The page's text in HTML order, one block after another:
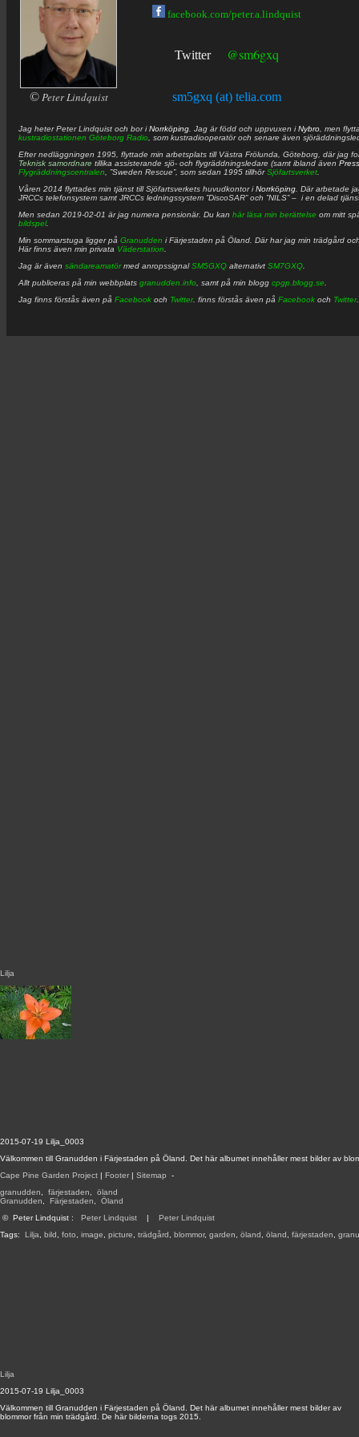
2015-07-19 Lilja_0003
Välkommen till Granudden i Färjestaden på Öland. Det här albumet innehåller mest bilder av
Cape Pine Garden Project | Footer | Sitemap -
granudden
färjestaden
öland
Granudden
Färjestaden
Öland
© Peter Lindquist : Peter Lindquist | Peter Lindquist
Tags: Lilja bild foto image picture trädgård blommor, garden öland öland färjestaden
Lilja
Lilja
2015-07-19 Lilja_0003
Välkommen till Granudden i Färjestaden på Öland. Det här albumet innehåller mest bilder av
blommor från min trädgård. De här bilderna togs 2015.
© Peter Lindquist
facebook.com/peter.a.lindquist
Twitter @sm6gxq
sm5gxq (at) telia.com
Jag heterPeter Lindquist och bor iNorrköping . Jag är född och uppvuxen iNybro , men
kustradiostationen Göteborg Radio , som kustradiooperatör och senare även
Efter nedläggningen 1995, flyttade min arbetsplats till Västra Frölunda, Göteborg, där jag
Teknisk samordnare tillika assisterande sjö- och flygräddningsledare (samt ibland även
Flygräddningscentralen , ”Sweden Rescue”, som sedan 1995 tillhörSjöfartsverket
Våren 2014 flyttades min tjänst till Sjöfartsverkets huvudkontor iNorrköping . Där arbetade
JRCCs telefonsystem samt JRCCs ledningssystem ”DiscoSAR” och ”NILS” – i en delad
Men sedan 2019-02-01 är jag numera pensionär. Du kan här läsa min berättelse om mitt
bildspel.
Min sommarstuga ligger på Granudden i Färjestaden på Öland. Där har jag min trädgård
Här finns även min privata Väderstation
Jag är även sändareamatörmed anropssignalSM5GXQ alternativt SM7GXQ
Allt publiceras på min webbplats granudden.info , samt på min blogg cpgp.blogg.se
Jag finns förstås även på Facebook och Twitter. finns förstås även på Facebook och Twitter.